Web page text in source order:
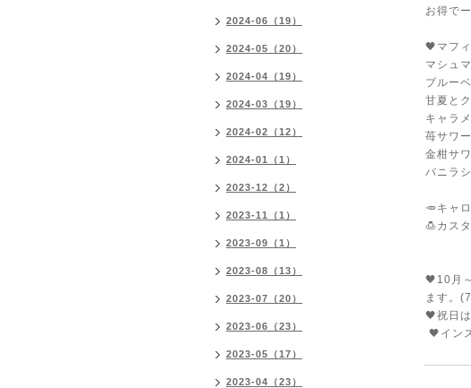
お得で
🖤マフ
マシュ
ブルー
甘夏と
キャラ
苺サワ
金柑サ
バニラ
🥕キャ
🍮カス
🖤10月
ます。
🖤祝日
🖤イン
2024-06（19）
2024-05（20）
2024-04（19）
2024-03（19）
2024-02（12）
2024-01（1）
2023-12（2）
2023-11（1）
2023-09（1）
2023-08（13）
2023-07（20）
2023-06（23）
2023-05（17）
2023-04（23）